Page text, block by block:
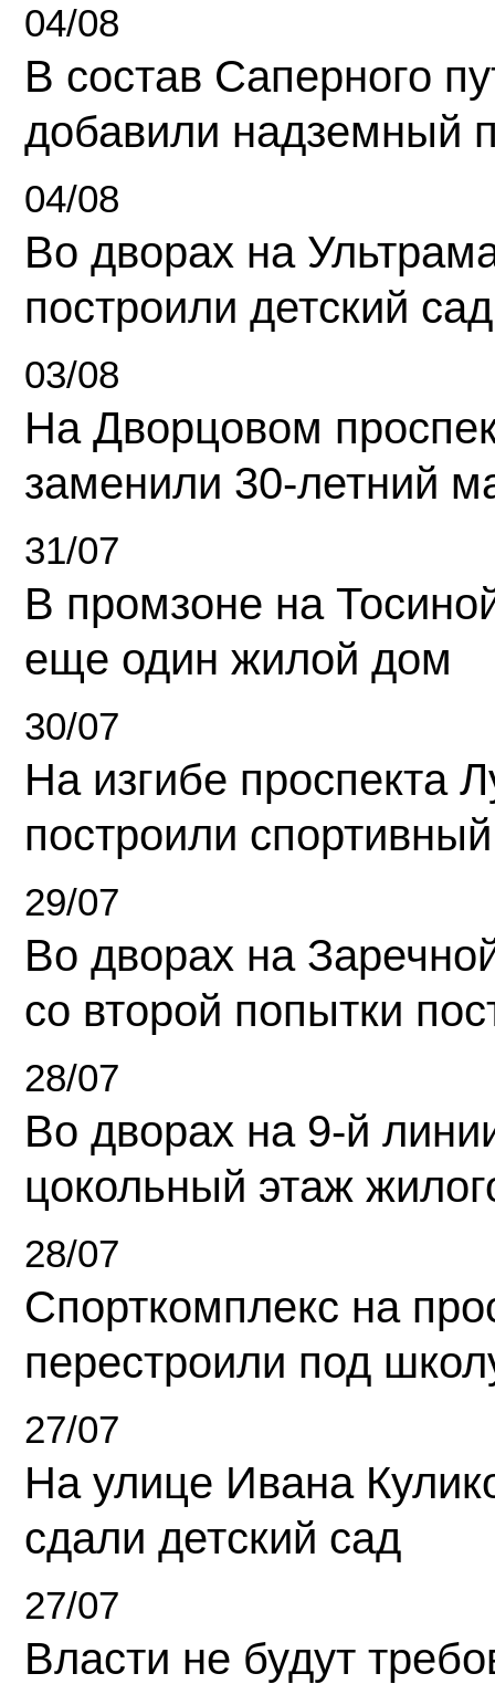
04/08
В состав Саперного
добавили надземный
04/08
Во дворах на
построили детский сад
03/08
На Дворцовом
заменили 30-летний
31/07
В промзоне на
еще один жилой дом
30/07
На изгибе проспекта
построили
29/07
Во дворах на
со второй попытки
28/07
Во дворах на 9-й
цокольный этаж
28/07
Спорткомплекс на
перестроили под
27/07
На улице Ивана
сдали детский сад
27/07
Власти не будут